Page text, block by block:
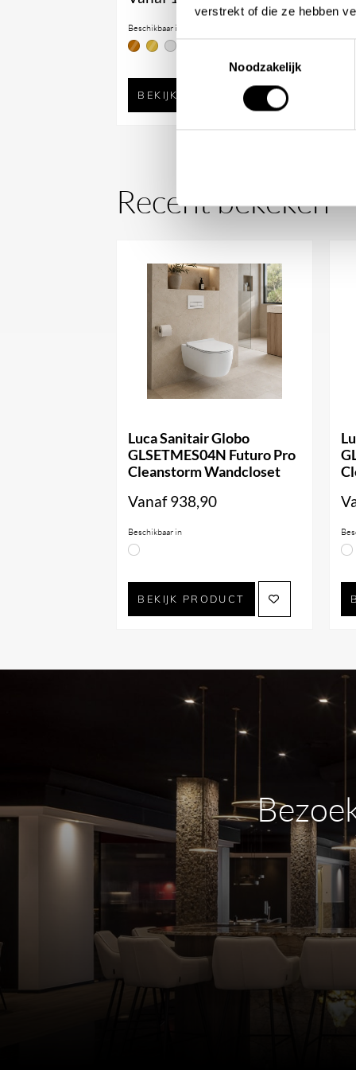
verstrekt of die ze hebben
Toestemmingsselectie
Noodzakelijk
Beschikbaar in
BEKIJK PRODUCT
Recent bekeken
Luca Sanitair Globo
GLSETMES04N Futuro Pro
Cleanstorm Wandcloset
Vanaf938,90
Beschikbaar in
BEKIJK PRODUCT